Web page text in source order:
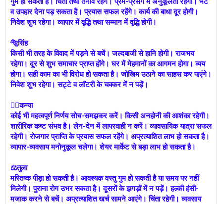
व उपहार देना पड़ सकता है। प्रयास सफल रहेंगे। कार्य की बाधा दूर होगी।
निवेश शुभ रहेगा। व्यापार में वृद्धि तथा सम्मान में वृद्धि होगी।
🐅सिंह
किसी भी तरह के विवाद में पड़ने से बचें। जल्दबाजी से हानि होगी। राजभय
रहेगा। दूर से शुभ समाचार प्राप्त होंगे। घर में मेहमानों का आगमन होगा। व्यय
होगा। सही काम का भी विरोध हो सकता है। जोखिम उठाने का साहस कर पाएंगे।
निवेश शुभ रहेगा। सट्टे व लॉटरी के चक्कर में न पड़ें।
🙍‍♀️कन्या
कोई भी महत्वपूर्ण निर्णय सोच-समझकर करें। किसी अनहोनी की आशंका रहेगी।
शारीरिक कष्ट संभव है। लेन-देन में लापरवाही न करें। व्यावसायिक यात्रा सफल
रहेगी। रोजगार प्राप्ति के प्रयास सफल रहेंगे। अप्रत्याशित लाभ हो सकता है।
व्यापार-व्यवसाय मनोनुकूल चलेगा। शेयर मार्केट से बड़ा लाभ हो सकता है।
⚖️तुला
मस्तिष्क पीड़ा हो सकती है। आवश्यक वस्तु गुम हो सकती है या समय पर नहीं
मिलेगी। पुराना रोग उभर सकता है। दूसरों के झगड़ों में न पड़ें। हल्की हंसी-
मजाक करने से बचें। अप्रत्याशित खर्च सामने आएंगे। चिंता रहेगी। व्यवसाय